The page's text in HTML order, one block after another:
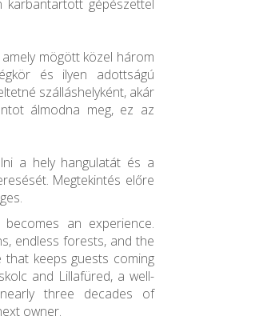
karbantartott gépészettel
mögött közel három
és ilyen adottságú
szálláshelyként, akár
álmodna meg, ez az
a hely hangulatát és a
Megtekintés előre
an experience.
endless forests, and the
keeps guests coming
and Lillafüred, a well-
three decades of
owner.